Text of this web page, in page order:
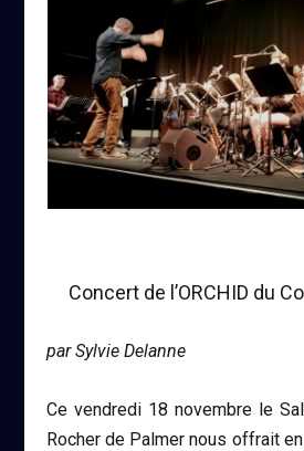
Concert de l’ORCHID du
par Sylvie Delanne
Ce vendredi 18 novembre le
Rocher de Palmer nous offrait